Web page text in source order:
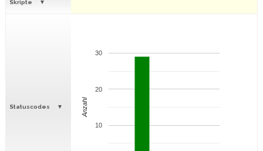
Skripte
Statuscodes
10
20
30
Anzahl